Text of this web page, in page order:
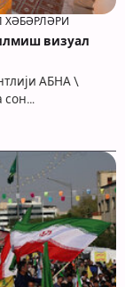
визуал
АБНА \
сон…